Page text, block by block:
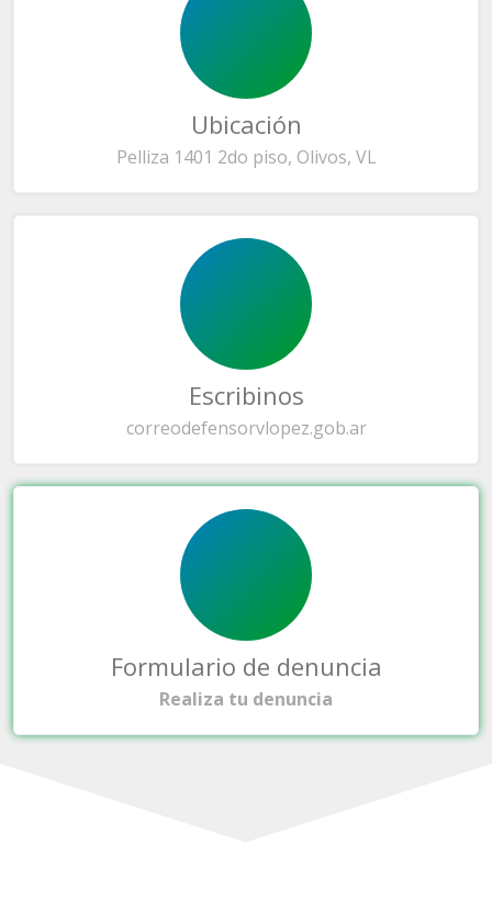
Ubicación
Pelliza 1401 2do piso, Olivos, VL
Escribinos
correodefensorvlopez.gob.ar
Formulario de denuncia
Realiza tu denuncia